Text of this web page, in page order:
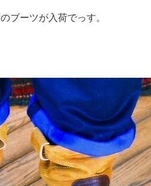
のブーツが入荷でっす。